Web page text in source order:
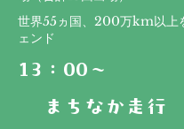
世界55ヵ国、200万km以上
ェンド
13：00～
​まちなか走行